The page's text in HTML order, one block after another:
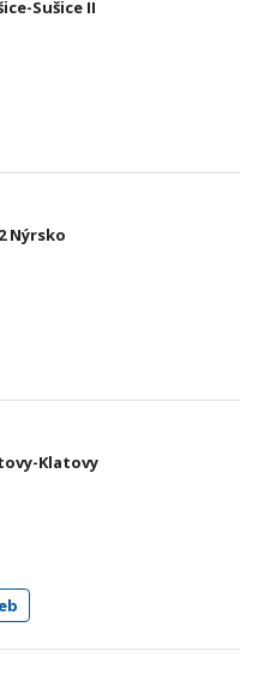
Sušice II
Nýrsko
Klatovy